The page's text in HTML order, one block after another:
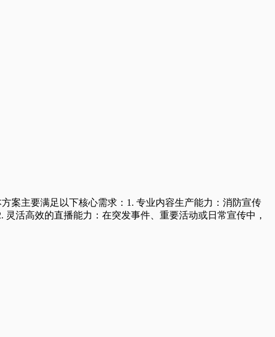
案主要满足以下核心需求：1. 专业内容生产能力：消防宣传
活高效的直播能力：在突发事件、重要活动或日常宣传中，